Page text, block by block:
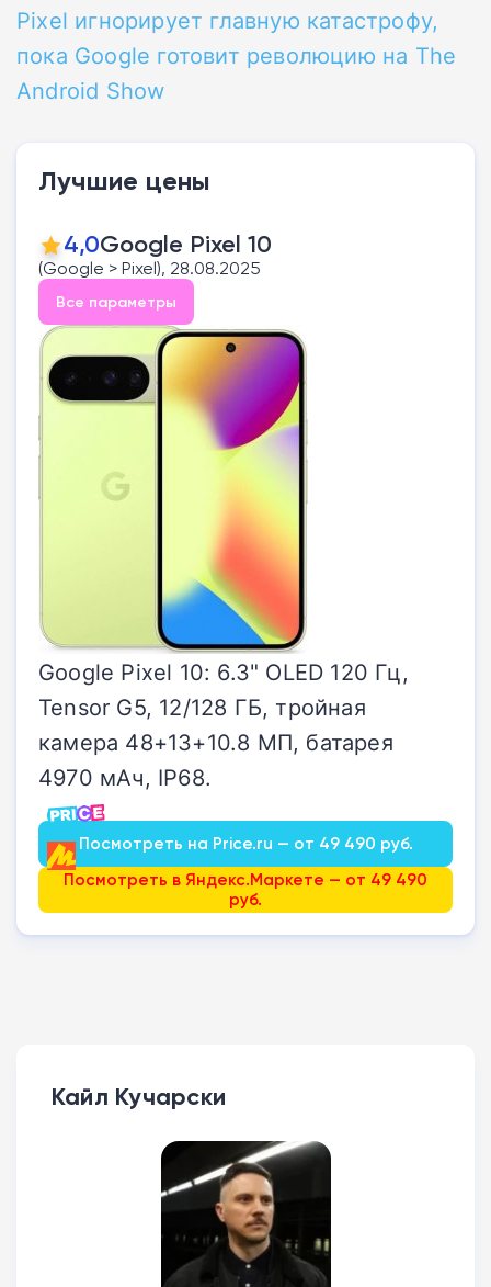
Pixel игнорирует главную катастрофу,
пока Google готовит революцию на The
Android Show
Лучшие цены
4,0Google Pixel 10
(Google > Pixel), 28.08.2025
Все параметры
Google Pixel 10: 6.3" OLED 120 Гц,
Tensor G5, 12/128 ГБ, тройная
камера 48+13+10.8 МП, батарея
4970 мАч, IP68.
Посмотреть на Price.ru — от 49 490 руб.
Посмотреть в Яндекс.Маркете — от 49 490
руб.
Кайл Кучарски